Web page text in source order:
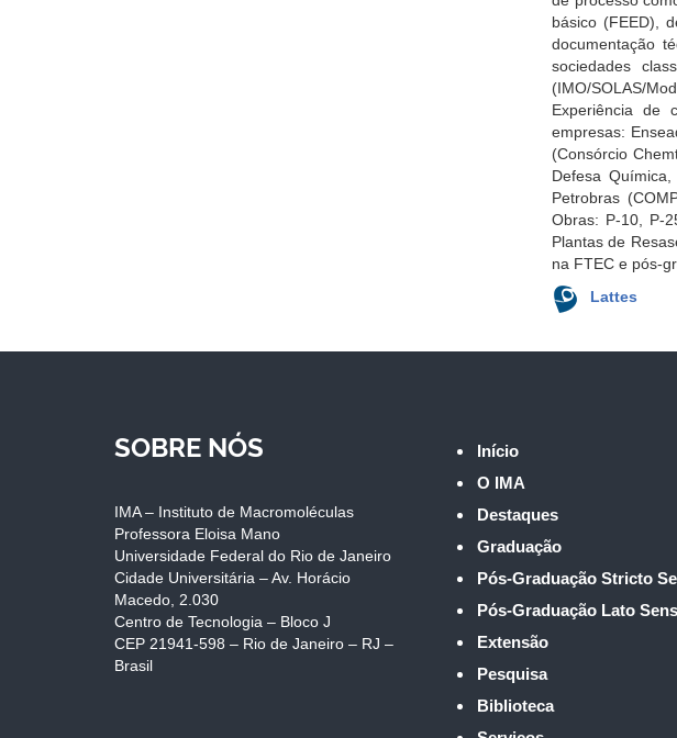
básico (FEED),
documentação
sociedades
(IMO/SOLAS/
Experiência de
empresas:
(Consórcio
Defesa
Petrobras
Obras: P-10, P-
Plantas de
na FTEC e pós-
Lattes
SOBRE NÓS
IMA – Instituto de Macromoléculas
Professora Eloisa Mano
Universidade Federal do Rio de Janeiro
Cidade Universitária – Av. Horácio
Macedo, 2.030
Centro de Tecnologia – Bloco J
CEP 21941-598 – Rio de Janeiro – RJ –
Brasil
Início
O IMA
Destaques
Graduação
Pós-Graduação Stricto
Pós-Graduação Lato
Extensão
Pesquisa
Biblioteca